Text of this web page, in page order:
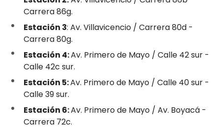
Carrera 86g.
Estación 3: Av. Villavicencio / Carrera 80d -
Carrera 80g.
Estación 4:Av. Primero de Mayo / Calle 42 sur -
Calle 42c sur.
Estación 5:Av. Primero de Mayo / Calle 40 sur -
Calle 39 sur.
Estación 6:Av. Primero de Mayo / Av. Boyacá -
Carrera 72c.